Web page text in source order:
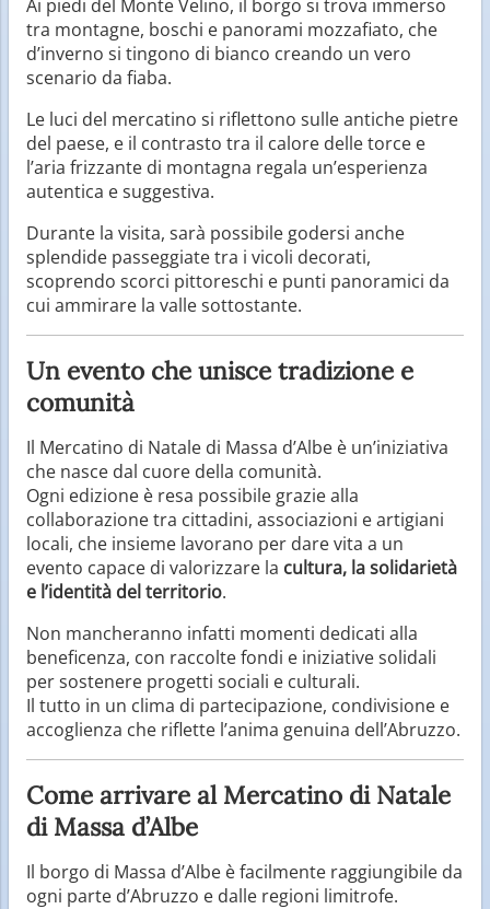
Ai piedi del Monte Velino, il borgo si trova immerso
tra montagne, boschi e panorami mozzafiato, che
d’inverno si tingono di bianco creando un vero
scenario da fiaba.
Le luci del mercatino si riflettono sulle antiche pietre
del paese, e il contrasto tra il calore delle torce e
l’aria frizzante di montagna regala un’esperienza
autentica e suggestiva.
Durante la visita, sarà possibile godersi anche
splendide passeggiate tra i vicoli decorati,
scoprendo scorci pittoreschi e punti panoramici da
cui ammirare la valle sottostante.
Un evento che unisce tradizione e
comunità
Il Mercatino di Natale di Massa d’Albe è un’iniziativa
che nasce dal cuore della comunità.
Ogni edizione è resa possibile grazie alla
collaborazione tra cittadini, associazioni e artigiani
locali, che insieme lavorano per dare vita a un
evento capace di valorizzare la cultura, la solidarietà
e l’identità del territorio.
Non mancheranno infatti momenti dedicati alla
beneficenza, con raccolte fondi e iniziative solidali
per sostenere progetti sociali e culturali.
Il tutto in un clima di partecipazione, condivisione e
accoglienza che riflette l’anima genuina dell’Abruzzo.
Come arrivare al Mercatino di Natale
di Massa d’Albe
Il borgo di Massa d’Albe è facilmente raggiungibile da
ogni parte d’Abruzzo e dalle regioni limitrofe.